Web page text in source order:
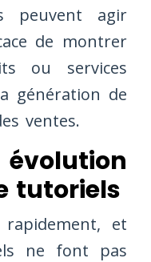
peuvent agir
de montrer
ou services
génération de
ventes.
tutoriels
et
ne font pas